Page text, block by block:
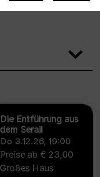
Die Entführung aus
dem Serail
Do 3.12.26, 19:00
Preise ab € 23,00
Großes Haus